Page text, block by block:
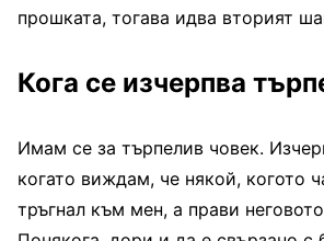
прошката, тогава идва вторият
Кога се изчерпва
Имам се за търпелив човек.
когато виждам, че някой, когото
тръгнал към мен, а прави